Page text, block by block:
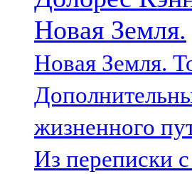
Новая Земля.
Новая Земля.
жизненного
Из переписки